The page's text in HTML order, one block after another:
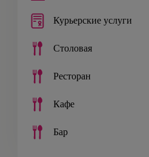
Курьерские услуги
Столовая
Ресторан
Кафе
Бар